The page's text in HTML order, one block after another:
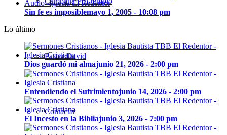
Pastor David
Contactar
Sin fe es imposiblemayo 1, 2005 - 10:08 pm
Lo último
Dios guardó mi almajunio 21, 2026 - 2:00 pm
Entendiendo el Sufrimientojunio 14, 2026 - 2:00 pm
El Incesto en la Bibliajunio 3, 2026 - 7:00 pm